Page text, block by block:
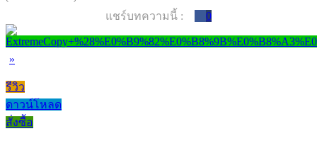
แชร์บทความนี้ : 0
»
รีวิว
ดาวน์โหลด
สั่งซื้อ